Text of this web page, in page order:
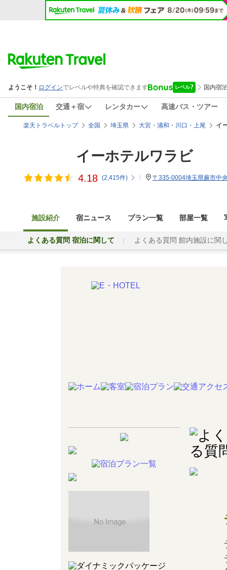
国内宿泊 交通＋宿 レンタカー 高速バス・ツアー
楽天トラベルトップ 全国 埼玉県 大宮・浦和・川口・上尾 イ
イーホテルワラビ
4.18 (2,415件) 〒335-0004埼玉県蕨市中
施設紹介 宿ニュース プラン一覧 部屋一覧
よくある質問 宿泊に関して よくある質問 館内施設に関